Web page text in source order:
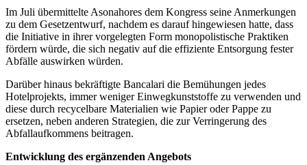
Im Juli übermittelte Asonahores dem Kongress seine Anmerkungen
zu dem Gesetzentwurf, nachdem es darauf hingewiesen hatte, dass
die Initiative in ihrer vorgelegten Form monopolistische Praktiken
fördern würde, die sich negativ auf die effiziente Entsorgung fester
Abfälle auswirken würden.
Darüber hinaus bekräftigte Bancalari die Bemühungen jedes
Hotelprojekts, immer weniger Einwegkunststoffe zu verwenden und
diese durch recycelbare Materialien wie Papier oder Pappe zu
ersetzen, neben anderen Strategien, die zur Verringerung des
Abfallaufkommens beitragen.
Entwicklung des ergänzenden Angebots